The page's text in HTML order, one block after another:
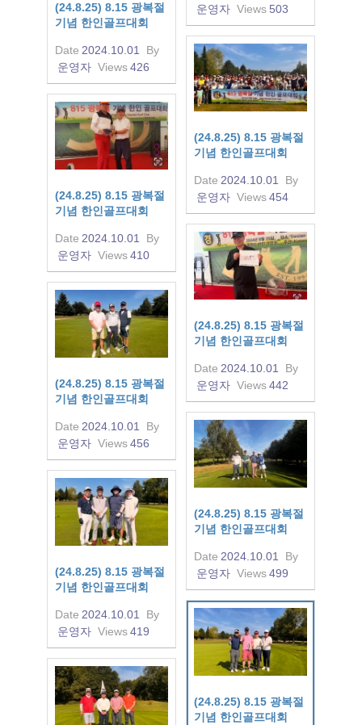
운영자 Views 503
(24.8.25) 8.15 광복절
기념 한인골프대회
Date 2024.10.01
By
운영자 Views426
(24.8.25) 8.15 광복절
기념 한인골프대회
Date 2024.10.01
By
운영자 Views454
(24.8.25) 8.15 광복절
기념 한인골프대회
Date 2024.10.01
By
운영자 Views410
(24.8.25) 8.15 광복절
기념 한인골프대회
Date 2024.10.01
By
운영자 Views442
(24.8.25) 8.15 광복절
기념 한인골프대회
Date 2024.10.01
By
운영자 Views456
(24.8.25) 8.15 광복절
기념 한인골프대회
Date 2024.10.01
By
운영자 Views499
(24.8.25) 8.15 광복절
기념 한인골프대회
Date 2024.10.01
By
운영자 Views419
(24.8.25) 8.15 광복절
기념 한인골프대회